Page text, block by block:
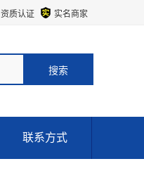
资质认证 实名商家
联系方式